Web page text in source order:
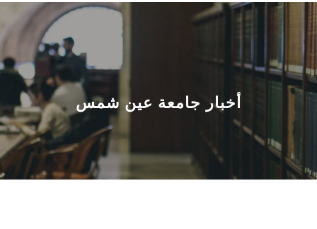
الرئيسيـة
عن الجامعة
القطاعـات
الشئون الأكاديمية
البحث العلمي
أخبار جامعة عين شمس